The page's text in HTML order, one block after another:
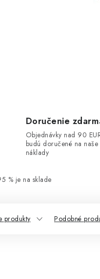
Doručenie
Objednávky nad 90
budú doručené na naše
náklady
% je na sklade
produkty Podobné